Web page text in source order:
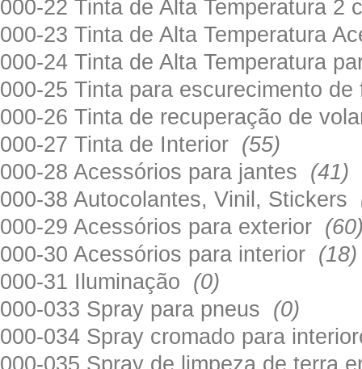
000-22 Tinta de Alta Temperatura
000-23 Tinta de Alta Temperatura
000-24 Tinta de Alta Temperatura
000-25 Tinta para escurecimento
000-26 Tinta de recuperação de
000-27 Tinta de Interior (55)
000-28 Acessórios para jantes (41)
000-38 Autocolantes, Vinil, Stickers
000-29 Acessórios para exterior
000-30 Acessórios para interior (18)
000-31 Iluminação (0)
000-033 Spray para pneus (0)
000-034 Spray cromado para
000-035 Spray de limpeza de terra